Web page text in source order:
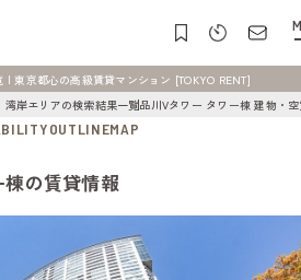
東京都心の高級賃貸マンション [TOKYO RENT]
湾岸エリアの検索結果一覧品川Vタワー タワー棟 建物・
OUTLINEMAP
の賃貸情報